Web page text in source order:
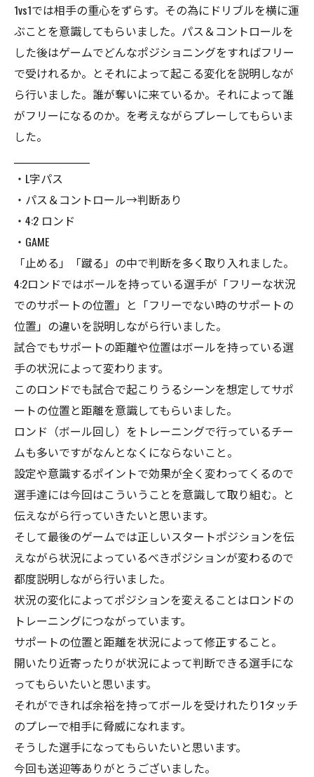
1vs1では相手の重心をずらす。その為にドリブルを横に運
ぶことを意識してもらいました。パス＆コントロールを
した後はゲームでどんなポジショニングをすればフリー
で受けれるか。とそれによって起こる変化を説明しなが
ら行いました。誰が奪いに来ているか。それによって誰
がフリーになるのか。を考えながらプレーしてもらいま
した。
・L字パス
・パス＆コントロール→判断あり
・4:2 ロンド
・GAME
「止める」「蹴る」の中で判断を多く取り入れました。
4:2ロンドではボールを持っている選手が「フリーな状況
でのサポートの位置」と「フリーでない時のサポートの
位置」の違いを説明しながら行いました。
試合でもサポートの距離や位置はボールを持っている選
手の状況によって変わります。
このロンドでも試合で起こりうるシーンを想定してサポ
ートの位置と距離を意識してもらいました。
ロンド（ボール回し）をトレーニングで行っているチー
ムも多いですがなんとなくにならないこと。
設定や意識するポイントで効果が全く変わってくるので
選手達には今回はこういうことを意識して取り組む。と
伝えながら行っていきたいと思います。
そして最後のゲームでは正しいスタートポジションを伝
えながら状況によっているべきポジションが変わるので
都度説明しながら行いました。
状況の変化によってポジションを変えることはロンドの
トレーニングにつながっています。
サポートの位置と距離を状況によって修正すること。
開いたり近寄ったりが状況によって判断できる選手にな
ってもらいたいと思います。
それができれば余裕を持ってボールを受けれたり1タッチ
のプレーで相手に脅威になれます。
そうした選手になってもらいたいと思います。
今回も送迎等ありがとうございました。